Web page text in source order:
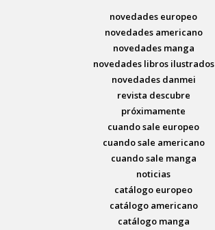
novedades europeo
novedades americano
novedades manga
novedades libros ilustrados
novedades danmei
revista descubre
próximamente
cuando sale europeo
cuando sale americano
cuando sale manga
noticias
catálogo europeo
catálogo americano
catálogo manga